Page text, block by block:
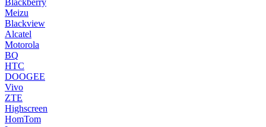
Meizu
Blackview
Alcatel
Motorola
BQ
HTC
DOOGEE
Vivo
ZTE
Highscreen
HomTom